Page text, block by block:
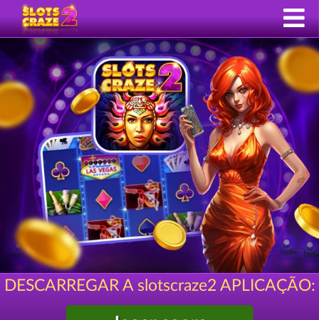
DESCARREGAR A slotscraze2 APLICAÇÃO: